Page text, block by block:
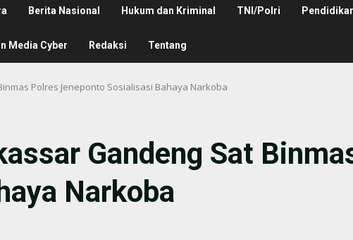
Berita Nasional Hukum dan Kriminal TNI/Polri
Media Cyber Redaksi Tentang
Polres Jeneponto Sosialisasi Bahaya Narkoba
Gandeng Sat
Narkoba